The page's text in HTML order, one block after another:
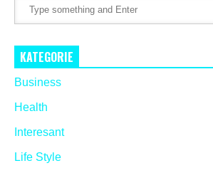
KATEGORIE
Business
Health
Interesant
Life Style